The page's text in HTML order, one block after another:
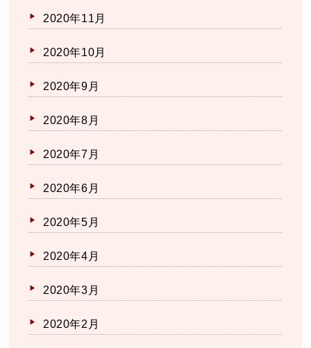
2020年11月
2020年10月
2020年9月
2020年8月
2020年7月
2020年6月
2020年5月
2020年4月
2020年3月
2020年2月